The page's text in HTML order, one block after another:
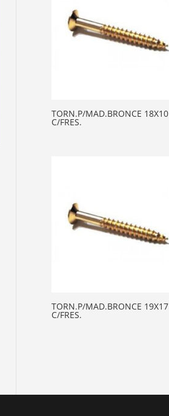
TORN.P/MAD.BRONCE 18X10
C/FRES.
TORN.P/MAD.BRONCE 19X17
C/FRES.